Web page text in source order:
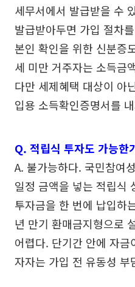
세무서에서 발급받을 수
발급받아두면 가입 절차
본인 확인을 위한 신분증
세 미만 거주자는 소득금
다만 세제혜택 대상이 아
입용 소득확인증명서를
Q. 적립식 투자도 가능한
A. 불가능하다. 국민참여
일정 금액을 넣는 적립식
투자금을 한 번에 납입하
년 만기 환매금지형으로
어렵다. 단기간 안에 자
자자는 가입 전 유동성 부